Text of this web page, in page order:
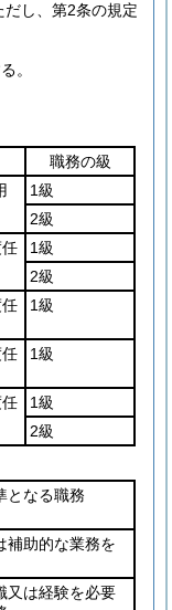
だし、第2条の規定
。
職務の級
1級
2級
1級
2級
1級
1級
1級
2級
となる職務
補助的な業務を
又は経験を必要